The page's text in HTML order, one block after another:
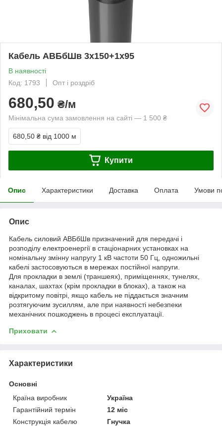
Кабель АВБбШв 3х150+1х95
В наявності
Код: 1793
Опт і роздріб
680,50 ₴/м
Мінімальна сума замовлення на сайті — 1 500 ₴
680,50 ₴ від 1000 м
Купити
Опис Характеристики Доставка Оплата Умови
Опис
Кабель силовий АВБбШв призначений для передачі і
розподілу електроенергії в стаціонарних установках на
номінальну змінну напругу 1 кВ частоти 50 Гц, одножильні
кабелі застосовуються в мережах постійної напруги.
Для прокладки в землі (траншеях), приміщеннях, тунелях,
каналах, шахтах (крім прокладки в блоках), а також на
відкритому повітрі, якщо кабель не піддається значним
розтягуючим зусиллям, але при наявності небезпеки
механічних пошкоджень в процесі експлуатації.
Приховати
Характеристики
Основні
Країна виробник
Україна
Гарантійний термін
12 міс
Конструкція кабелю
Гнучка